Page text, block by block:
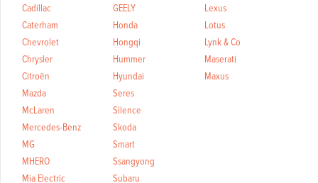
Cadillac
Caterham
Chevrolet
Chrysler
Citroën
GEELY
Honda
Hongqi
Hummer
Hyundai
Lexus
Lotus
Lynk & Co
Maserati
Maxus
Mazda
McLaren
Mercedes-Benz
MG
MHERO
Mia Electric
Seres
Silence
Skoda
Smart
Ssangyong
Subaru